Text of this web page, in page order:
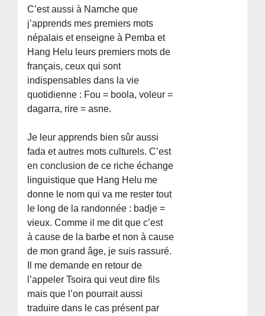
C’est aussi à Namche que
j’apprends mes premiers mots
népalais et enseigne à Pemba et
Hang Helu leurs premiers mots de
français, ceux qui sont
indispensables dans la vie
quotidienne : Fou = boola, voleur =
dagarra, rire = asne.
Je leur apprends bien sûr aussi
fada et autres mots culturels. C’est
en conclusion de ce riche échange
linguistique que Hang Helu me
donne le nom qui va me rester tout
le long de la randonnée : badje =
vieux. Comme il me dit que c’est
à cause de la barbe et non à cause
de mon grand âge, je suis rassuré.
Il me demande en retour de
l’appeler Tsoira qui veut dire fils
mais que l’on pourrait aussi
traduire dans le cas présent par